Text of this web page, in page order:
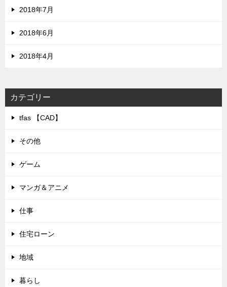
2018年7月
2018年6月
2018年4月
カテゴリー
tfas 【CAD】
その他
ゲーム
マンガ＆アニメ
仕事
住宅ローン
地域
暮らし